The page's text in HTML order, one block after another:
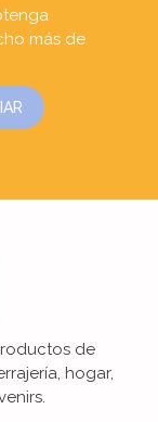
más de
de
hogar,